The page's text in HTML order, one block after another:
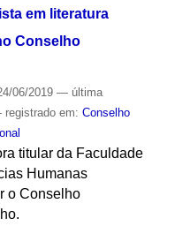
em literatura
Conselho
06/2019 — última
em: Conselho
titular da Faculdade
Humanas
o Conselho